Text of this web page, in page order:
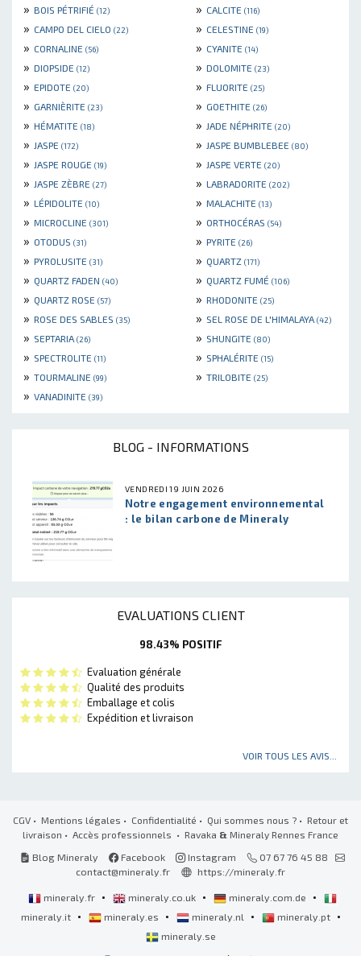
» BOIS PÉTRIFIÉ (12) » CALCITE (116)
» CAMPO DEL CIELO (22) » CELESTINE (19)
» CORNALINE (56) » CYANITE (14)
» DIOPSIDE (12) » DOLOMITE (23)
» EPIDOTE (20) » FLUORITE (25)
» GARNIÈRITE (23) » GOETHITE (26)
» HÉMATITE (18) » JADE NÉPHRITE (20)
» JASPE (172) » JASPE BUMBLEBEE (80)
» JASPE ROUGE (19) » JASPE VERTE (20)
» JASPE ZÈBRE (27) » LABRADORITE (202)
» LÉPIDOLITE (10) » MALACHITE (13)
» MICROCLINE (301) » ORTHOCÉRAS (54)
» OTODUS (31) » PYRITE (26)
» PYROLUSITE (31) » QUARTZ (171)
» QUARTZ FADEN (40) » QUARTZ FUMÉ (106)
» QUARTZ ROSE (57) » RHODONITE (25)
» ROSE DES SABLES (35) » SEL ROSE DE L'HIMALAYA (42)
» SEPTARIA (26) » SHUNGITE (80)
» SPECTROLITE (11) » SPHALÉRITE (15)
» TOURMALINE (99) » TRILOBITE (25)
» VANADINITE (39)
BLOG - INFORMATIONS
VENDREDI 19 JUIN 2026
Notre engagement environnemental
: le bilan carbone de Mineraly
EVALUATIONS CLIENT
98.43% POSITIF
Evaluation générale
Qualité des produits
Emballage et colis
Expédition et livraison
VOIR TOUS LES AVIS...
CGV • Mentions légales • Confidentialité • Qui sommes nous ? • Retour et
livraison • Accès professionnels • Ravaka & Mineraly Rennes France
Blog Mineraly
Facebook Instagram
07 67 76 45 88
contact@mineraly.fr
https://mineraly.fr
mineraly.fr • mineraly.co.uk • mineraly.com.de •
mineraly.it • mineraly.es • mineraly.nl • mineraly.pt •
mineraly.se